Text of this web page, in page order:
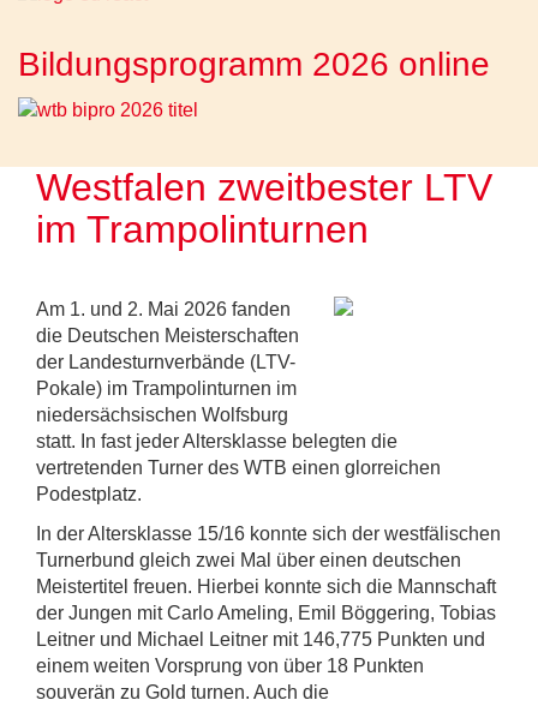
Bildungsprogramm 2026 online
Westfalen zweitbester LTV
im Trampolinturnen
Am 1. und 2. Mai 2026 fanden
die Deutschen Meisterschaften
der Landesturnverbände (LTV-
Pokale) im Trampolinturnen im
niedersächsischen Wolfsburg
statt. In fast jeder Altersklasse belegten die
vertretenden Turner des WTB einen glorreichen
Podestplatz.
In der Altersklasse 15/16 konnte sich der westfälischen
Turnerbund gleich zwei Mal über einen deutschen
Meistertitel freuen. Hierbei konnte sich die Mannschaft
der Jungen mit Carlo Ameling, Emil Böggering, Tobias
Leitner und Michael Leitner mit 146,775 Punkten und
einem weiten Vorsprung von über 18 Punkten
souverän zu Gold turnen. Auch die